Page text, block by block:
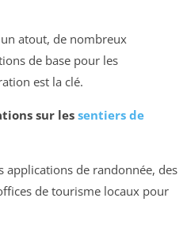
un atout, de nombreux
de base pour les
est la clé.
sur les sentiers de
applications de randonnée, des
de tourisme locaux pour